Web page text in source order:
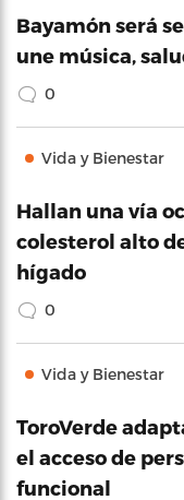
Bayamón será
une música,
0
Vida y Bienestar
Hallan una vía
colesterol alto
hígado
0
Vida y Bienestar
ToroVerde
el acceso de
funcional